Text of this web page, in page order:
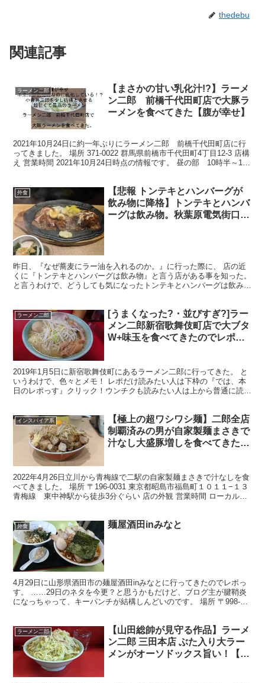
thedebu
関連記事
ラーメン二郎
【まさかの甘い乳化汁!?】ラーメ
ン二郎 前橋千代田町店で大豚ラ
ーメンを食べてきた【腹が幸せ】
2021年10月24日に約一年ぶりにラーメン二郎 前橋千代田町店に行
ってきました。 場所 371-0022 群馬県前橋市千代田町4丁目12-3 店構
え 営業時間 2021年10月24日時点の情報です。 昼の部 10時半～14
外食
【悲報 トンテキとハンバーグが
飲み物に降格】トンテキとハンバ
ーグは飲み物。秋葉原電気街口店
昨日、『なぜ蕎麦にラー油を入れるのか。』に行った際に、 店の近
くに『トンテキとハンバーグは飲み物』と言う店がある事を知った。
と言うわけで、どうしても気になったトンテキとハンバーグは飲み物
ラーメン二郎
[うまくなった?・並びすぎ?]ラー
メン二郎新宿歌舞伎町店で大ブタ
W+味玉を食べてきたのでレポっ
2019年1月5日に新宿歌舞伎町にあるラーメン二郎に行ってきた。 と
いうわけで、色々とメモ！ レポだけ読みたい人は下枠の『では、本
日のレポっす』クリック！ウンチクも読みたい人は上から普通に読ん
インスパイア系
【極上の超ワシワシ麺】二郎全店
制覇済みの男が自家製麺まさきで
汁なし大盛豚増しを食べてきた
2022年4月26日立川から青梅線で二駅の自家製麺まさきで汁なしを食
べてきました。 場所 〒196-0031 東京都昭島市福島町１０１１−１３
青梅線 東中神駅から徒歩3分ぐらい 店の外観 営業時間 ローカルル
外食 麺屋酒田inみなと
4月29日に山形県酒田市の麺屋酒田inみなとに行ってきたのでレポっ
す。 ……29日のネタを今更？と思うかもだけど、ブログ主が腱鞘炎
になっちゃって、キーパンチが結構しんどいのです。 場所 〒998-
ラーメン二郎
【山田総帥が見守る作品】ラーメ
ン二郎 三田本店 ぶた入り大ラー
メンがオーソドックス旨い！【平